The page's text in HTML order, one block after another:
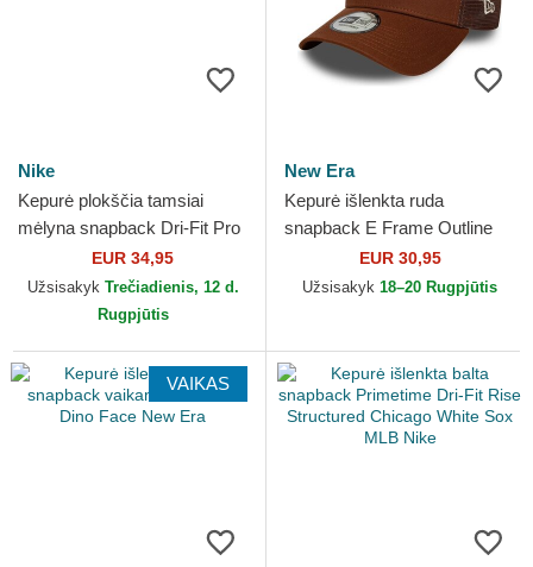
Nike
Kepurė plokščia tamsiai
mėlyna snapback Dri-Fit Pro
Structured Square Bill New
York Yankees MLB Nike
EUR 34,95
Užsisakyk Trečiadienis, 12 d.
Rugpjūtis
New Era
Kepurė išlenkta ruda
snapback E Frame Outline
New York Yankees MLB New
Era
EUR 30,95
Užsisakyk 18–20 Rugpjūtis
VAIKAS